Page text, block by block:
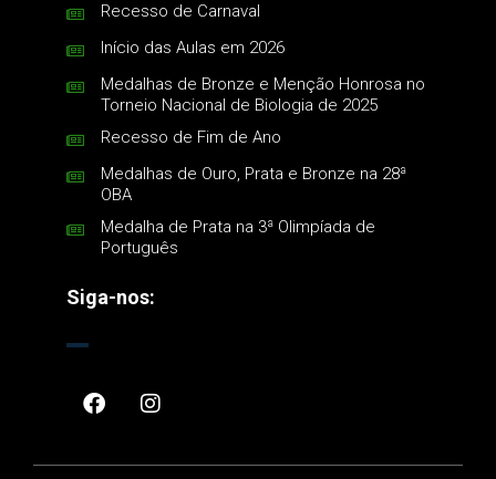
Recesso de Carnaval
Início das Aulas em 2026
Medalhas de Bronze e Menção Honrosa no
Torneio Nacional de Biologia de 2025
Recesso de Fim de Ano
Medalhas de Ouro, Prata e Bronze na 28ª
OBA
Medalha de Prata na 3ª Olimpíada de
Português
Siga-nos: